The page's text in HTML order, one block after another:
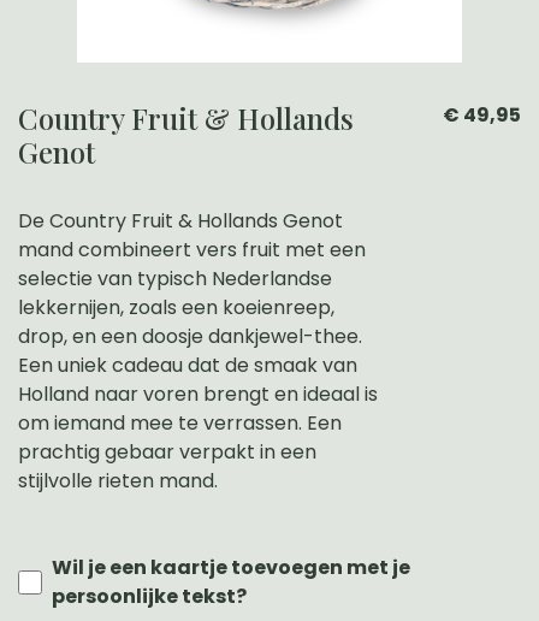
Country Fruit & Hollands
Genot
De Country Fruit & Hollands Genot
mand combineert vers fruit met een
selectie van typisch Nederlandse
lekkernijen, zoals een koeienreep,
drop, en een doosje dankjewel-thee.
Een uniek cadeau dat de smaak van
Holland naar voren brengt en ideaal is
om iemand mee te verrassen. Een
prachtig gebaar verpakt in een
stijlvolle rieten mand.
€ 49,95
Wil je een kaartje toevoegen met je
persoonlijke tekst?